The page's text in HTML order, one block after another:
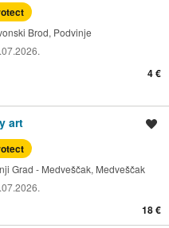
Brod, Podvinje
4 €
art
Grad - Medveščak, Medveščak
18 €